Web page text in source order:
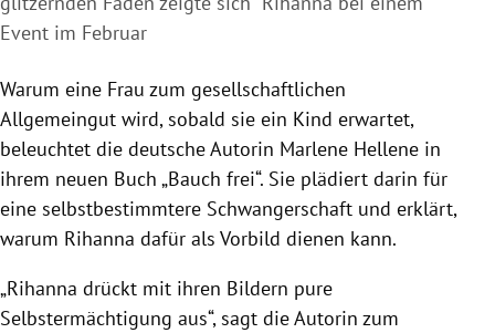
Event im Februar
Warum eine Frau zum gesellschaftlichen
Allgemeingut wird, sobald sie ein Kind erwartet,
beleuchtet die deutsche Autorin Marlene Hellene in
ihrem neuen Buch „Bauch frei“. Sie plädiert darin für
eine selbstbestimmtere Schwangerschaft und erklärt,
warum Rihanna dafür als Vorbild dienen kann.
„Rihanna drückt mit ihren Bildern pure
Selbstermächtigung aus“, sagt die Autorin zum